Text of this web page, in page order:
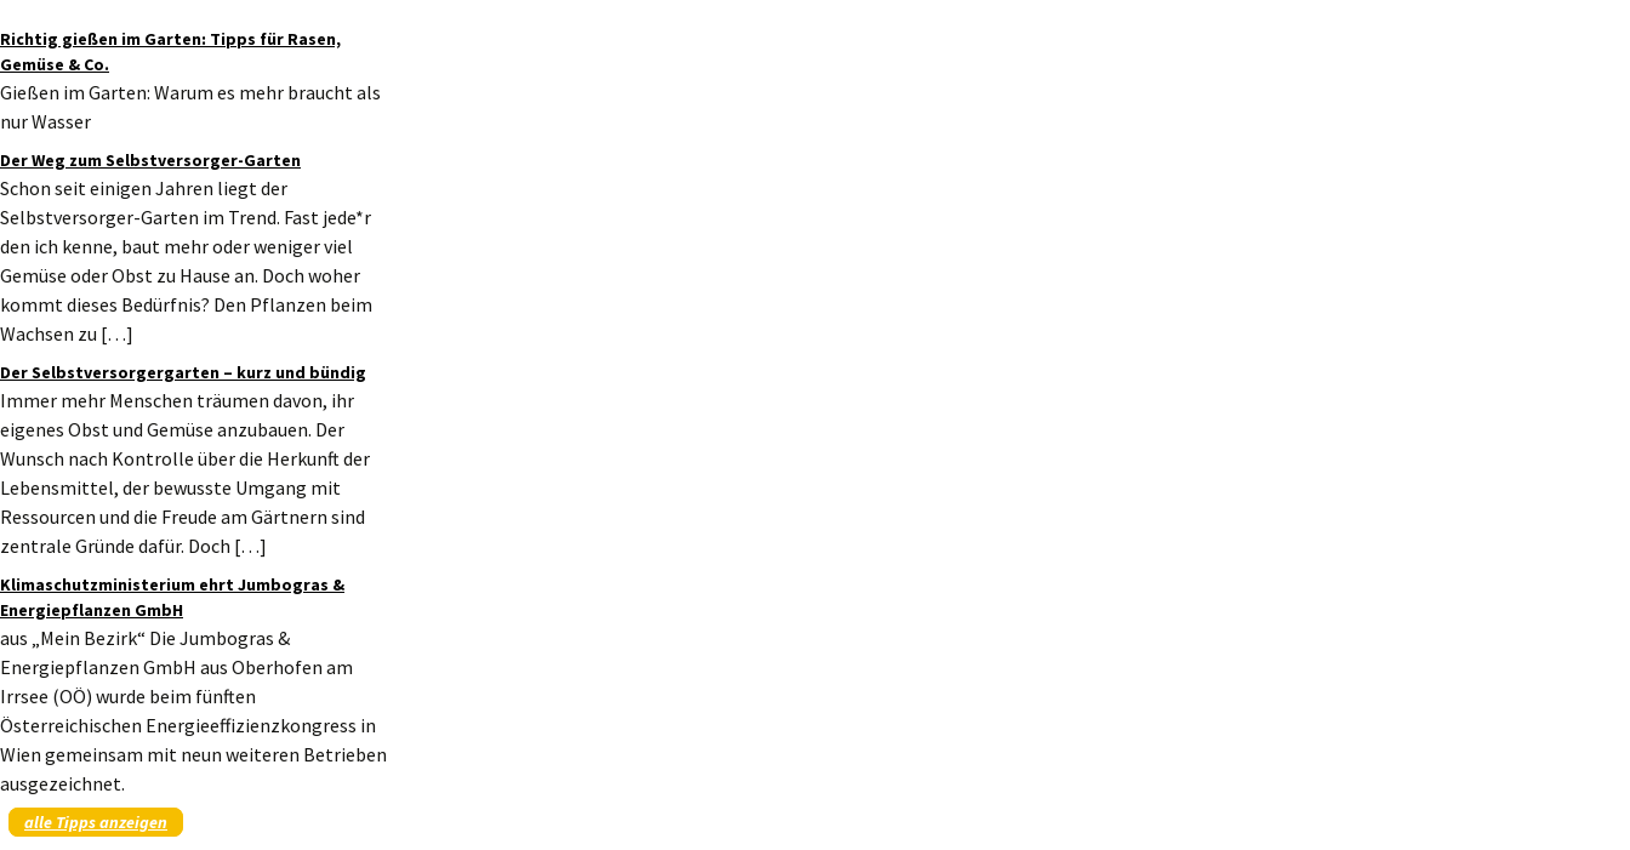
Richtig gießen im Garten: Tipps für Rasen,
Gemüse & Co.
Gießen im Garten: Warum es mehr braucht als
nur Wasser
Der Weg zum Selbstversorger-Garten
Schon seit einigen Jahren liegt der
Selbstversorger-Garten im Trend. Fast jede*r
den ich kenne, baut mehr oder weniger viel
Gemüse oder Obst zu Hause an. Doch woher
kommt dieses Bedürfnis? Den Pflanzen beim
Wachsen zu […]
Der Selbstversorgergarten – kurz und bündig
Immer mehr Menschen träumen davon, ihr
eigenes Obst und Gemüse anzubauen. Der
Wunsch nach Kontrolle über die Herkunft der
Lebensmittel, der bewusste Umgang mit
Ressourcen und die Freude am Gärtnern sind
zentrale Gründe dafür. Doch […]
Klimaschutzministerium ehrt Jumbogras &
Energiepflanzen GmbH
aus „Mein Bezirk“ Die Jumbogras &
Energiepflanzen GmbH aus Oberhofen am
Irrsee (OÖ) wurde beim fünften
Österreichischen Energieeffizienzkongress in
Wien gemeinsam mit neun weiteren Betrieben
ausgezeichnet.
alle Tipps anzeigen